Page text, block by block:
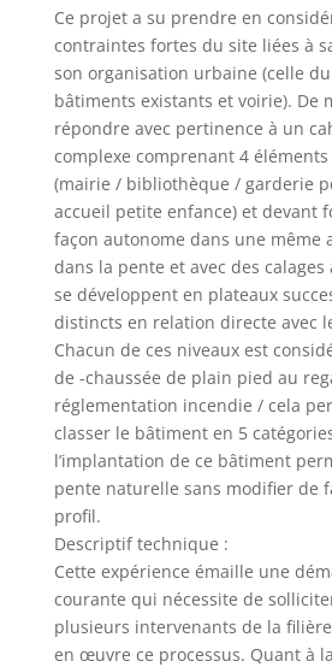
Ce projet a su prendre en
contraintes fortes du site liées à
son organisation urbaine (celle
bâtiments existants et voirie). De
répondre avec pertinence à un
complexe comprenant 4
(mairie / bibliothèque / garderie
accueil petite enfance) et devant
façon autonome dans une même
dans la pente et avec des
se développent en plateaux
distincts en relation directe avec
Chacun de ces niveaux est
de -chaussée de plain pied au
réglementation incendie / cela
classer le bâtiment en 5
l’implantation de ce bâtiment
pente naturelle sans modifier de
profil.
Descriptif technique :
Cette expérience émaille une
courante qui nécessite de
plusieurs intervenants de la
en œuvre ce processus. Quant à